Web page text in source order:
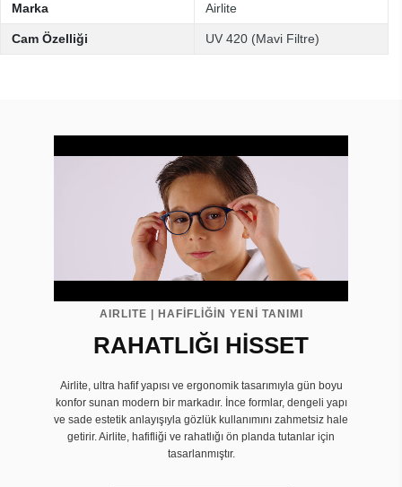
Marka Airlite
Cam Özelliği UV 420 (Mavi Filtre)
AIRLITE | HAFİFLİĞİN YENİ TANIMI
RAHATLIĞI HİSSET
Airlite, ultra hafif yapısı ve ergonomik tasarımıyla gün boyu
konfor sunan modern bir markadır. İnce formlar, dengeli yapı
ve sade estetik anlayışıyla gözlük kullanımını zahmetsiz hale
getirir. Airlite, hafifliği ve rahatlığı ön planda tutanlar için
tasarlanmıştır.